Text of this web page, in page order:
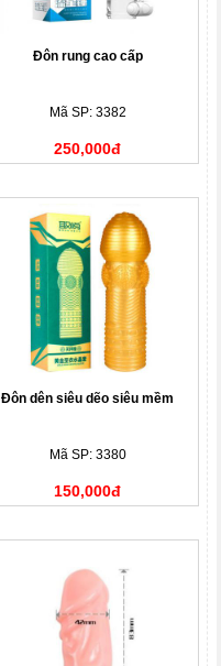
Đôn rung cao cấp
Mã SP: 3382
250,000đ
Đôn dên siêu dẽo siêu mềm
Mã SP: 3380
150,000đ